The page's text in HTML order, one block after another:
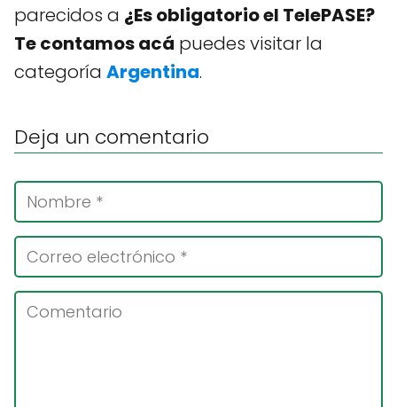
parecidos a ¿Es obligatorio el TelePASE?
Te contamos acá puedes visitar la
categoría Argentina.
Deja un comentario